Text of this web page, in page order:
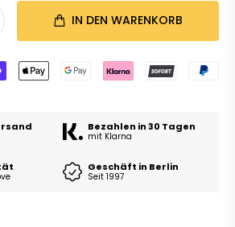
IN DEN WARENKORB
Bezahlen in 30 Tagen
mit Klarna
Geschäft in Berlin
Seit 1997